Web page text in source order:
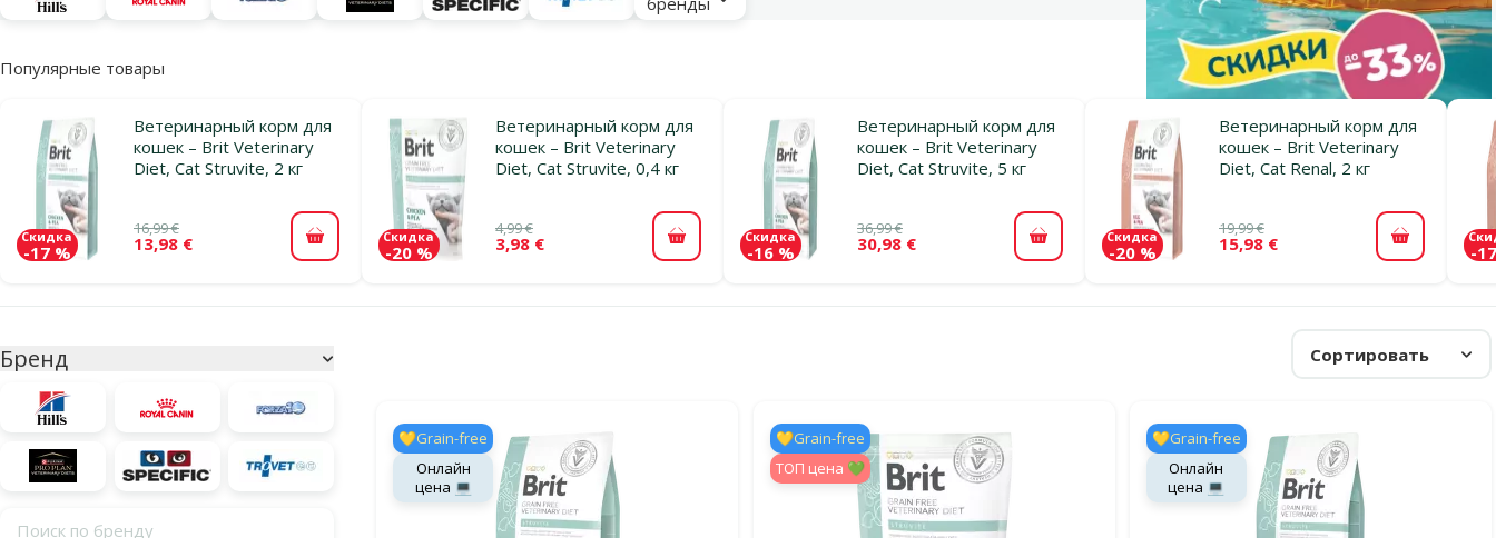
Популярные товары
Ветеринарный корм для
кошек – Brit Veterinary
Diet, Cat Struvite, 2 кг
16,99 €
13,98 €
Скидка
-17 % В корзину
Ветеринарный корм для
кошек – Brit Veterinary
Diet, Cat Struvite, 0,4 кг
4,99 €
3,98 €
Скидка
-20 % В корзину
Ветеринарный корм для
кошек – Brit Veterinary
Diet, Cat Struvite, 5 кг
36,99 €
30,98 €
Скидка
-16 % В корзину
Ветеринарный корм для
кошек – Brit Veterinary
Diet, Cat Renal, 2 кг
19,99 €
15,98 €
Скидка
-20 % В корзину
-
Бренд
Поиск по бренду
Сортировать
💛Grain-free
Онлайн
цена 💻
💛Grain-free
TOП цена 💚
💛Grain-free
Онлайн
цена 💻